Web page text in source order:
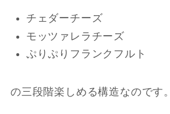
チェダーチーズ
モッツァレラチーズ
ぷりぷりフランクフルト
の三段階楽しめる構造なのです。